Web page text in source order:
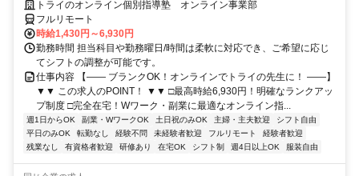
週1～OK！
トライのオンライン個別指導塾 オンライン事業部
フルリモート
時給1,430円～6,930円
勤務時間 担当科目や勤務曜日/時間は柔軟に対応でき、ご希望に応じ
てシフトの調整が可能です。
仕事内容 【―― ブランクOK！オンラインでトライの先生に！ ――】
▼▼ この求人のPOINT！ ▼▼ □最高時給6,930円！明確なランクアッ
プ制度 □完全在宅！Wワーク・副業に最適なオンライン指...
週1日からOK 副業・WワークOK 土日祝のみOK 主婦・主夫歓迎
シフト自由
平日のみOK
転勤なし 経験不問 未経験者歓迎 フルリモート
経験者歓迎
残業なし
有資格者歓迎 研修あり 在宅OK シフト制 週4日以上OK 服装自由